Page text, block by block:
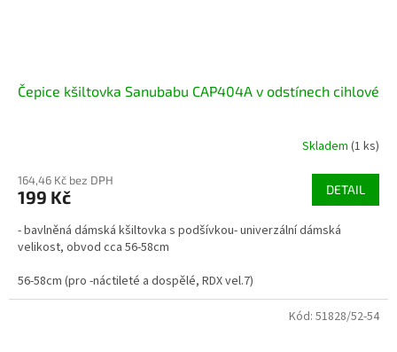
Čepice kšiltovka Sanubabu CAP404A v odstínech cihlové
Skladem (1 ks)
164,46 Kč bez DPH
199 Kč DETAIL
- bavlněná dámská kšiltovka s podšívkou- univerzální dámská
velikost, obvod cca 56-58cm
56-58cm (pro -náctileté a dospělé, RDX vel.7)
Kód: 51828/52-54